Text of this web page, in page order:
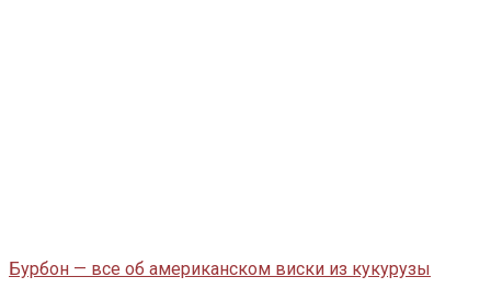
Бурбон — все об американском виски из кукурузы